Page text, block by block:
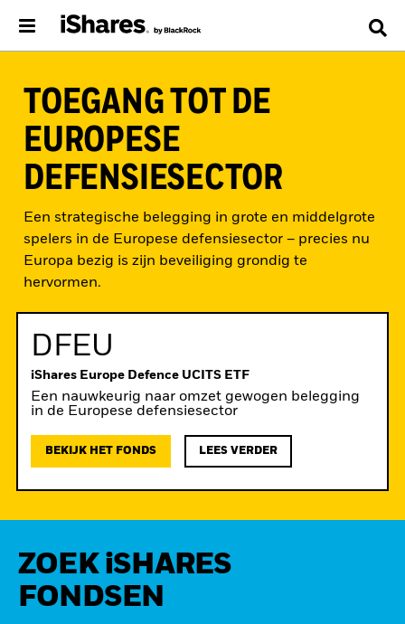
TOEGANG TOT DE
EUROPESE
DEFENSIESECTOR
Een strategische belegging in grote en middelgrote
spelers in de Europese defensiesector – precies nu
Europa bezig is zijn beveiliging grondig te
hervormen.
DFEU
Ga
naar
de
iShares Europe Defence UCITS ETF
Een nauwkeurig naar omzet gewogen belegging
in de Europese defensiesector
BEKIJK HET FONDS LEES VERDER
ZOEK iSHARES
FONDSEN